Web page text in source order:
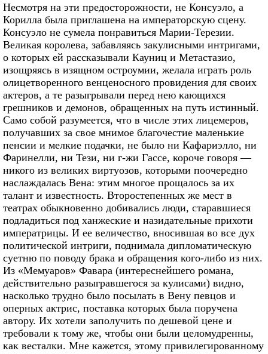
Несмотря на эти предосторожности, не Консуэло, а
Корилла была приглашена на императорскую сцену.
Консуэло не сумела понравиться Марии-Терезии.
Великая королева, забавляясь закулисными интригами,
о которых ей рассказывали Кауниц и Метастазио,
изощряясь в изящном остроумии, желала играть роль
олицетворенного венценосного провидения для своих
актеров, а те разыгрывали перед нею кающихся
грешников и демонов, обращенных на путь истинный.
Само собой разумеется, что в числе этих лицемеров,
получавших за свое мнимое благочестие маленькие
пенсии и мелкие подачки, не было ни Кафариэлло, ни
Фаринелли, ни Тези, ни г-жи Гассе, короче говоря —
никого из великих виртуозов, которыми поочередно
наслаждалась Вена: этим многое прощалось за их
талант и известность. Второстепенных же мест в
театрах обыкновенно добивались люди, старавшиеся
подладиться под ханжеские и назидательные прихоти
императрицы. И ее величество, вносившая во все дух
политической интриги, поднимала дипломатическую
суетню по поводу брака и обращения кого-либо из них.
Из «Мемуаров» Фавара (интереснейшего романа,
действительно разыгравшегося за кулисами) видно,
насколько трудно было посылать в Вену певцов и
оперных актрис, поставка которых была поручена
автору. Их хотели заполучить по дешевой цене и
требовали к тому же, чтобы они были целомудренны,
как весталки. Мне кажется, этому привилегированному